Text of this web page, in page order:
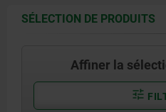
SÉLECTION DE PRODUITS
Affiner la